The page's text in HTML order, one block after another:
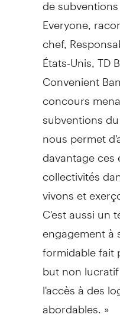
Everyone,
chef,
États-Unis, TD
Convenient
concours
subventions
nous permet
davantage
collectivités
vivons et
C'est aussi un
engagement à
formidable fait
but non
l'accès à des
abordables. »